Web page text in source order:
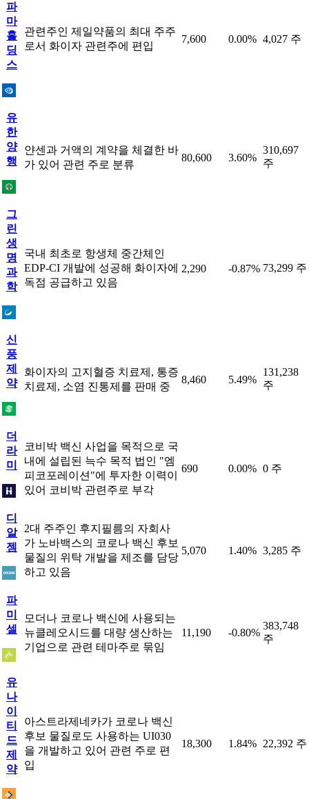
파
마
홀
딩
스
관련주인 제일약품의 최대 주주
로서 화이자 관련주에 편입
7,600 0.00% 4,027 주
유
한
양
행
얀센과 거액의 계약을 체결한 바
가 있어 관련 주로 분류
80,600 3.60%
310,697
주
그
린
생
명
과
학
국내 최초로 항생체 중간체인
EDP-CI 개발에 성공해 화이자에
독점 공급하고 있음
2,290 -0.87% 73,299 주
신
풍
제
약
화이자의 고지혈증 치료제, 통증
치료제, 소염 진통제를 판매 중
8,460 5.49%
131,238
주
더
라
미
코비박 백신 사업을 목적으로 국
내에 설립된 늑수 목적 법인 "엠
피코포레이션"에 투자한 이력이
있어 코비박 관련주로 부각
690 0.00% 0 주
디
알
젬
2대 주주인 후지필름의 자회사
가 노바백스의 코로나 백신 후보
물질의 위탁 개발을 제조를 담당
하고 있음
5,070 1.40% 3,285 주
파
미
셀
모더나 코로나 백신에 사용되는
뉴클레오시드를 대량 생산하는
기업으로 관련 테마주로 묶임
11,190 -0.80%
383,748
주
유
나
이
티
드
제
약
아스트라제네카가 코로나 백신
후보 물질로도 사용하는 UI030
을 개발하고 있어 관련 주로 편
입
18,300 1.84% 22,392 주